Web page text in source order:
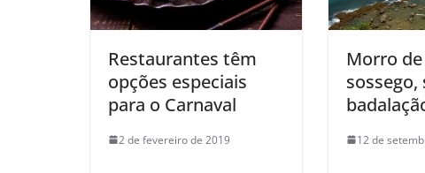
Restaurantes têm
opções especiais
para o Carnaval
2 de fevereiro de 2019
Morro de
sossego,
12 de